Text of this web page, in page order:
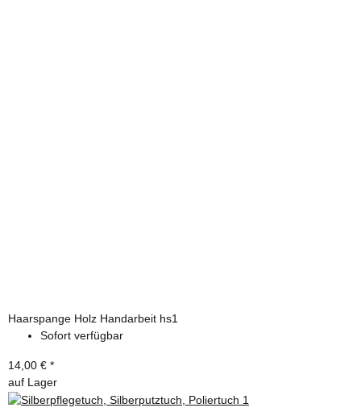
Haarspange Holz Handarbeit hs1
Sofort verfügbar
14,00 € *
auf Lager